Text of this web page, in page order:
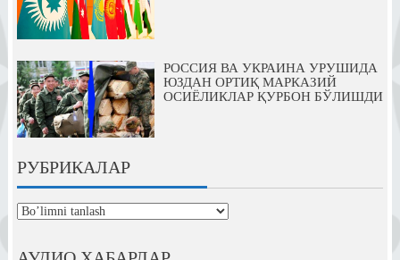
РОССИЯ ВА УКРАИНА УРУШИДА
ЮЗДАН ОРТИҚ МАРКАЗИЙ
ОСИЁЛИКЛАР ҚУРБОН БЎЛИШДИ
РУБРИКАЛАР
рубрикалар